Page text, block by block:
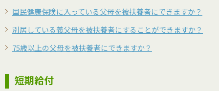
国民健康保険に入っている父母を被扶養者にできますか？
別居している義父母を被扶養者にすることができますか？
75歳以上の父母を被扶養者にできますか？
短期給付